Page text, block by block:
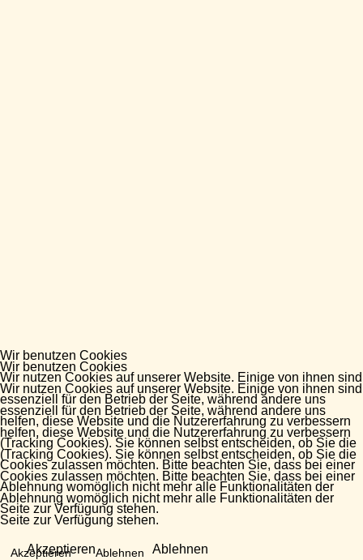
Wir benutzen Cookies
Wir nutzen Cookies auf unserer Website. Einige von ihnen sind
essenziell für den Betrieb der Seite, während andere uns
helfen, diese Website und die Nutzererfahrung zu verbessern
(Tracking Cookies). Sie können selbst entscheiden, ob Sie die
Cookies zulassen möchten. Bitte beachten Sie, dass bei einer
Ablehnung womöglich nicht mehr alle Funktionalitäten der
Seite zur Verfügung stehen.
Akzeptieren Ablehnen
Wir benutzen Cookies
Wir nutzen Cookies auf unserer Website. Einige von ihnen sind
essenziell für den Betrieb der Seite, während andere uns
helfen, diese Website und die Nutzererfahrung zu verbessern
(Tracking Cookies). Sie können selbst entscheiden, ob Sie die
Cookies zulassen möchten. Bitte beachten Sie, dass bei einer
Ablehnung womöglich nicht mehr alle Funktionalitäten der
Seite zur Verfügung stehen.
Akzeptieren Ablehnen